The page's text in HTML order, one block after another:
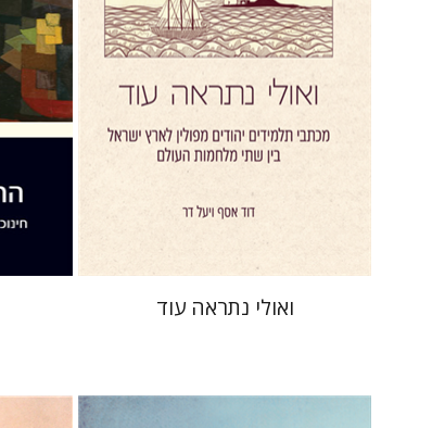
הנחת אתר ספר מודפס
$46
$41
ואולי נתראה עוד